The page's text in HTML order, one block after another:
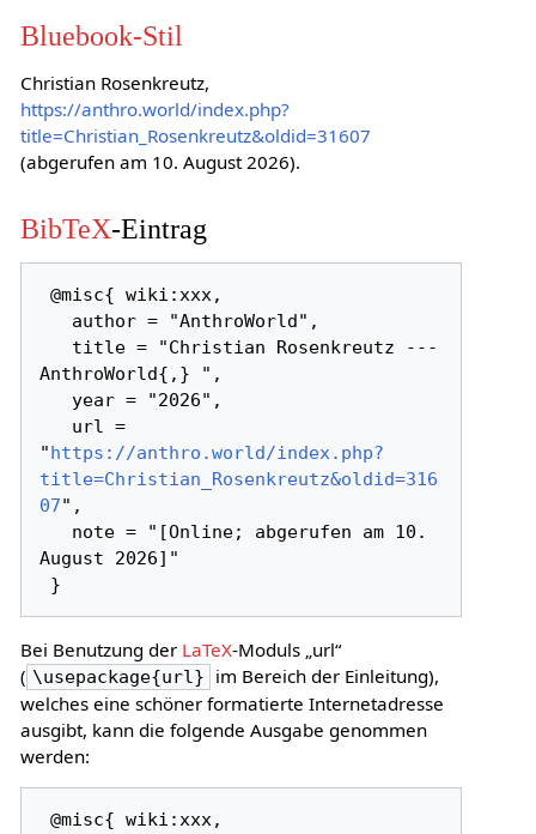
Bluebook-Stil
Christian Rosenkreutz,
https://anthro.world/index.php?
title=Christian_Rosenkreutz&oldid=31607
(abgerufen am 10. August 2026).
BibTeX-Eintrag
@misc{ wiki:xxx,
AnthroWorld{,} ",
"https://anthro.world/index.php?
title=Christian_Rosenkreutz&oldid=316
07",
August 2026]"
Bei Benutzung der LaTeX-Moduls „url“
( \usepackage{url}
im Bereich der Einleitung),
welches eine schöner formatierte Internetadresse
ausgibt, kann die folgende Ausgabe genommen
werden:
@misc{ wiki:xxx,